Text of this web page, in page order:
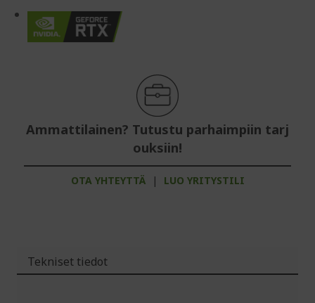
Ammattilainen? Tutustu parhaimpiin tarj
ouksiin!
OTA YHTEYTTÄ | LUO YRITYSTILI
Tekniset tiedot